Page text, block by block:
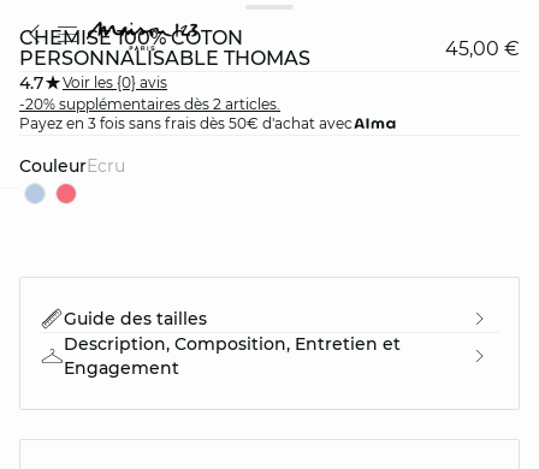
CHEMISE 100% COTON
PERSONNALISABLE THOMAS
45,00 €
4.7
Voir les {0} avis
-20% supplémentaires dès 2 articles.
Payez en 3 fois sans frais dès 50€ d'achat avec
Couleur ecru
Guide des tailles
Description, Composition, Entretien et
Engagement